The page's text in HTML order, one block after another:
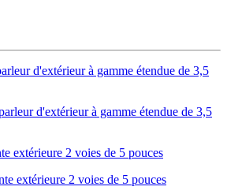
d'extérieur à gamme étendue de 3,5
d'extérieur à gamme étendue de 3,5
extérieure 2 voies de 5 pouces
extérieure 2 voies de 5 pouces